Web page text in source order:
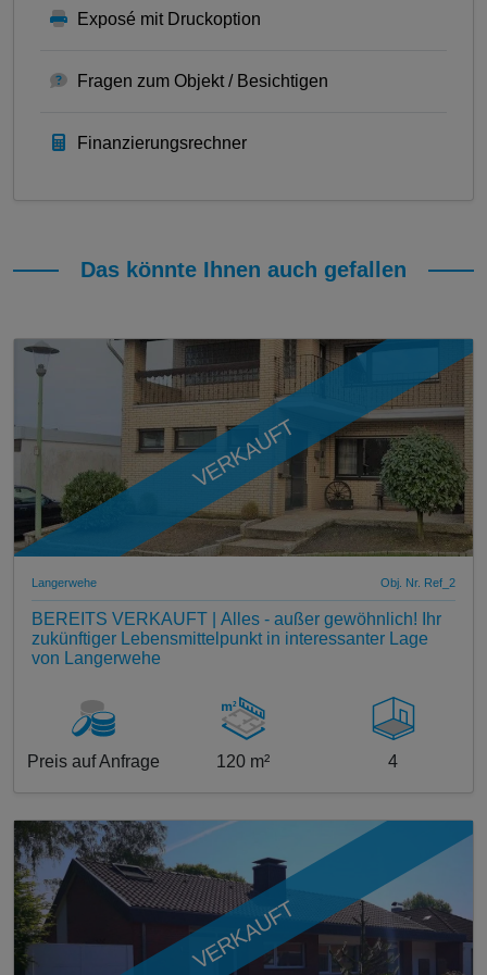
Exposé mit Druckoption
Fragen zum Objekt / Besichtigen
Finanzierungsrechner
Das könnte Ihnen auch gefallen
VERKAUFT
Langerwehe Obj. Nr. Ref_2
BEREITS VERKAUFT | Alles - außer gewöhnlich! Ihr
zukünftiger Lebensmittelpunkt in interessanter Lage
von Langerwehe
Preis auf Anfrage 120 m² 4
VERKAUFT